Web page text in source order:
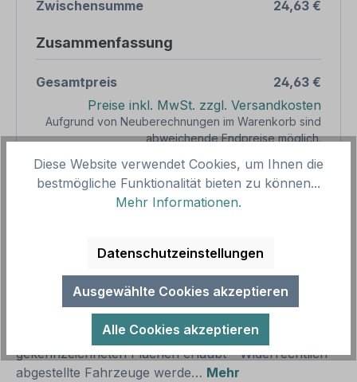
Zwischensumme 24,63 €
Zusammenfassung
Gesamtpreis
24,63 €
Preise inkl. MwSt. zzgl. Versandkosten
Aufgrund von Neuberechnungen im Warenkorb sind
abweichende Endpreise möglich.
Produkt Anzahl: Gib denIn den Warenkorb
Vorlagenummer: VZ-K-29
Beschreibung
Betriebschild Betriebsgelände – Parken nur auf
gekennzeichneten Flächen erlaubt - Widerrechtlich
abgestellte Fahrzeuge werde… Mehr
Diese Website verwendet Cookies, um Ihnen die
bestmögliche Funktionalität bieten zu können...
Mehr Informationen.
Datenschutzeinstellungen
Ausgewählte Cookies akzeptieren
Alle Cookies akzeptieren